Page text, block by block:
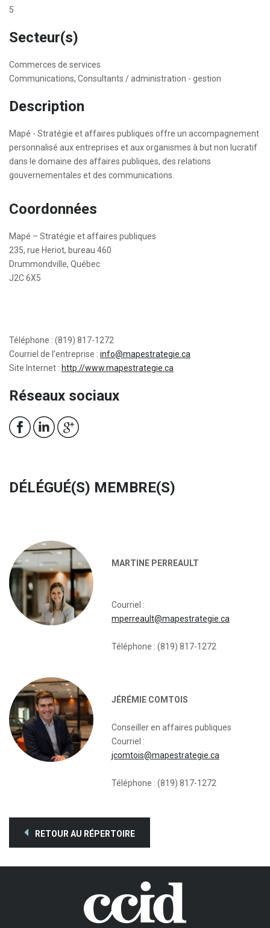
5
Secteur(s)
Commerces de services
Communications, Consultants / administration - gestion
Description
Mapé - Stratégie et affaires publiques offre un accompagnement
personnalisé aux entreprises et aux organismes à but non lucratif
dans le domaine des affaires publiques, des relations
gouvernementales et des communications.
Coordonnées
Mapé – Stratégie et affaires publiques
235, rue Heriot, bureau 460
Drummondville, Québec
J2C 6X5
Téléphone : (819) 817-1272
Courriel de l’entreprise : info@mapestrategie.ca
Site Internet : http://www.mapestrategie.ca
Réseaux sociaux
DÉLÉGUÉ(S) MEMBRE(S)
MARTINE PERREAULT
Courriel :
mperreault@mapestrategie.ca
Téléphone : (819) 817-1272
JÉRÉMIE COMTOIS
Conseiller en affaires publiques
Courriel :
jcomtois@mapestrategie.ca
Téléphone : (819) 817-1272
RETOUR AU RÉPERTOIRE